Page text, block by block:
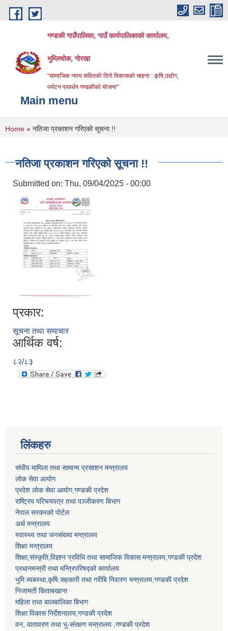
Skip to main content
गण्डकी गाउँपालिका, गाउँ कार्यपालिकाको कार्यालय,
भुम्लिचोक, गोरखा
"सामाजिक न्याय सहितको दिगो विकासको चाहना : कृषि,उद्योग,
पर्यटन प्रवर्धन गण्डकीको योजना"
Main menu
You are here
Home » नतिजा प्रकाशन गरिएको सूचना !!
नतिजा प्रकाशन गरिएको सूचना !!
Submitted on: Thu, 09/04/2025 - 00:00
प्रकार:
सूचना तथा समाचार
आर्थिक वर्ष:
८२/८३
लिंकहरु
संघीय मामिला तथा सामान्य प्रसाशन मन्त्रालय
लोक सेवा आयोग
प्रदेश लोक सेवा आयोग,गण्डकी प्रदेश
राष्ट्रिय परिचयपत्र तथा पञ्जीकरण बिभाग
नेपाल सरकरको पोर्टल
अर्थ मन्त्रालय
स्वास्थ्य तथा जनसंख्या मन्त्रालय
शिक्षा मन्त्रालय
शिक्षा,संस्कृति,विज्ञान प्रविधि तथा सामाजिक विकास मन्त्रालय,गण्डकी प्रदेश
प्रधानमन्त्री तथा मन्त्रिपरिषद्को कार्यालय
भुमि ब्यबस्था,कृषि,सहकारी तथा गरीबि निवारण मन्त्रालय,गण्डकी प्रदेश
निजामती किताबखाना
महिला तथा बालबालिका बिभाग
शिक्षा विकास निर्देशनालय,गण्डकी प्रदेश
वन, वातावरण तथा भु-संरक्षण मन्त्रालय ,गण्डकी प्रदेश